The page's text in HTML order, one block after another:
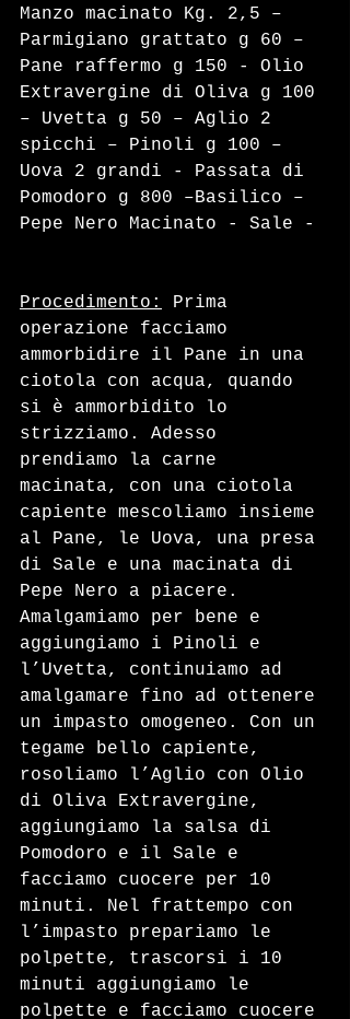
Manzo macinato Kg. 2,5 –
Parmigiano grattato g 60 –
Pane raffermo g 150 - Olio
Extravergine di Oliva g 100
– Uvetta g 50 – Aglio 2
spicchi – Pinoli g 100 –
Uova 2 grandi - Passata di
Pomodoro g 800 –Basilico –
Pepe Nero Macinato - Sale -
Procedimento:
Prima
operazione facciamo
ammorbidire il Pane in una
ciotola con acqua, quando
si è ammorbidito lo
strizziamo. Adesso
prendiamo la carne
macinata, con una ciotola
capiente mescoliamo insieme
al Pane, le Uova, una presa
di Sale e una macinata di
Pepe Nero a piacere.
Amalgamiamo per bene e
aggiungiamo i Pinoli e
l’Uvetta, continuiamo ad
amalgamare fino ad ottenere
un impasto omogeneo. Con un
tegame bello capiente,
rosoliamo l’Aglio con Olio
di Oliva Extravergine,
aggiungiamo la salsa di
Pomodoro e il Sale e
facciamo cuocere per 10
minuti. Nel frattempo con
l’impasto prepariamo le
polpette, trascorsi i 10
minuti aggiungiamo le
polpette e facciamo cuocere